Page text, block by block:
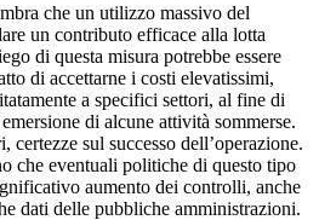
che un utilizzo massivo del
un contributo efficace alla lotta
di questa misura potrebbe essere
di accettarne i costi elevatissimi,
a specifici settori, al fine di
di alcune attività sommerse.
certezze sul successo dell’operazione.
che eventuali politiche di questo tipo
aumento dei controlli, anche
dati delle pubbliche amministrazioni.